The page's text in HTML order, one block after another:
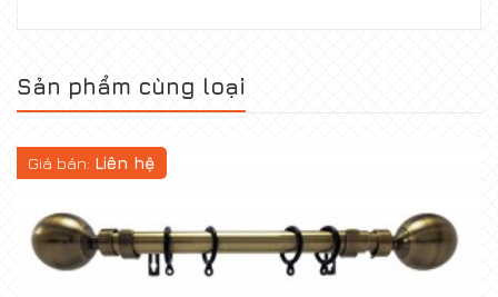
Sản phẩm cùng loại
Giá bán: Liên hệ